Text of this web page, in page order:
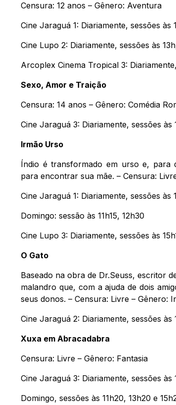
Censura: 12 anos – Gênero: Aventura
Cine Jaraguá 1: Diariamente, sessões às
Cine Lupo 2: Diariamente, sessões às
Arcoplex Cinema Tropical 3:
Sexo, Amor e Traição
Censura: 14 anos – Gênero: Comédia
Cine Jaraguá 3: Diariamente, sessões às
Irmão Urso
Índio é transformado em urso e, para
para encontrar sua mãe. – Censura:
Cine Jaraguá 1: Diariamente, sessões às
Domingo: sessão às 11h15, 12h30
Cine Lupo 3: Diariamente, sessões às
O Gato
Baseado na obra de Dr.Seuss, escritor
malandro que, com a ajuda de dois
seus donos. – Censura: Livre – Gênero:
Cine Jaraguá 2: Diariamente, sessões às
Xuxa em Abracadabra
Censura: Livre – Gênero: Fantasia
Cine Jaraguá 3: Diariamente, sessões às
Domingo, sessões às 11h20, 13h20 e